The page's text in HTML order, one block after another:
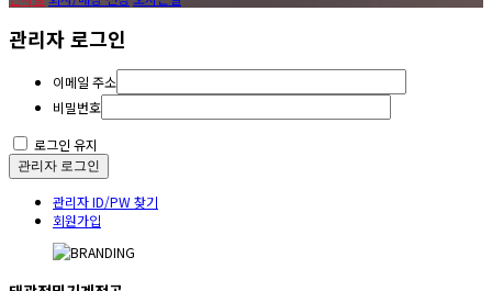
관리자 로그인
이메일 주소
비밀번호
로그인 유지
관리자 로그인
관리자 ID/PW 찾기
회원가입